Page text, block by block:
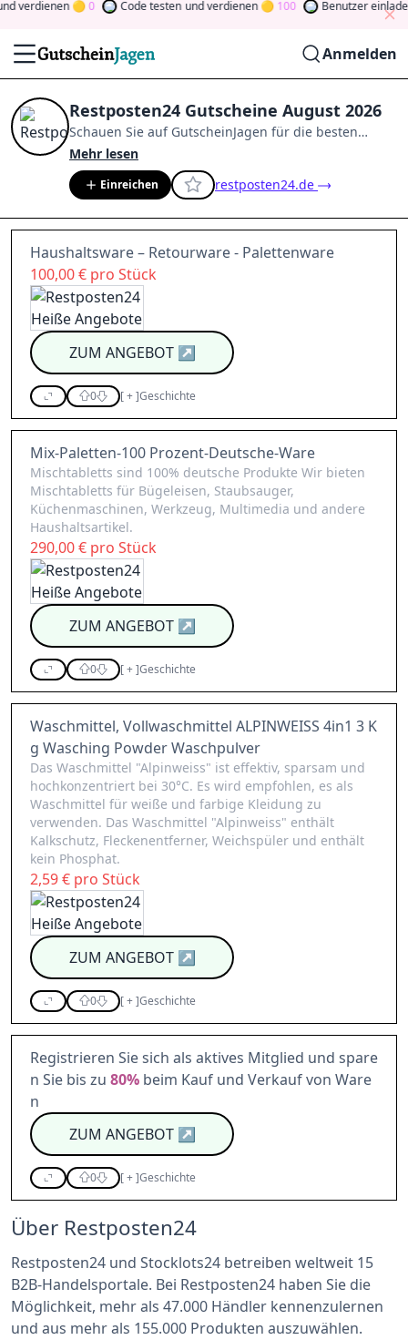
verdienen 0 Code testen und verdienen 100 Benutzer einladen
Anmelden
Restposten24 Gutscheine August 2026
Schauen Sie auf GutscheinJagen für die besten
Restposten24
Mitglied der Community
indem Sie durch Abstimmen, Testen, Teilen und
mehr beitragen.
Drehen Sie den Glücksklee
gewinnen Sie Geld
Mehr lesen
Einreichen restposten24.de
Haushaltsware – Retourware - Palettenware
100,00 € pro Stück
ZUM ANGEBOT↗
0 [+]Geschichte
Mix-Paletten-100 Prozent-Deutsche-Ware
Mischtabletts sind 100% deutsche Produkte Wir bieten
Mischtabletts für Bügeleisen, Staubsauger,
Küchenmaschinen, Werkzeug, Multimedia und andere
Haushaltsartikel.
290,00 € pro Stück
ZUM ANGEBOT↗
0 [+]Geschichte
Waschmittel, Vollwaschmittel ALPINWEISS 4in1 3 K
g Wasching Powder Waschpulver
Das Waschmittel "Alpinweiss" ist effektiv, sparsam und
hochkonzentriert bei 30°C. Es wird empfohlen, es als
Waschmittel für weiße und farbige Kleidung zu
verwenden. Das Waschmittel "Alpinweiss" enthält
Kalkschutz, Fleckenentferner, Weichspüler und enthält
kein Phosphat.
2,59 € pro Stück
ZUM ANGEBOT↗
0 [+]Geschichte
Registrieren Sie sich als aktives Mitglied und spare
n Sie bis zu 80% beim Kauf und Verkauf von Ware
n
ZUM ANGEBOT↗
0 [+]Geschichte
Über Restposten24
Restposten24 und Stocklots24 betreiben weltweit 15
B2B-Handelsportale. Bei Restposten24 haben Sie die
Möglichkeit, mehr als 47.000 Händler kennenzulernen
und aus mehr als 155.000 Produkten auszuwählen.